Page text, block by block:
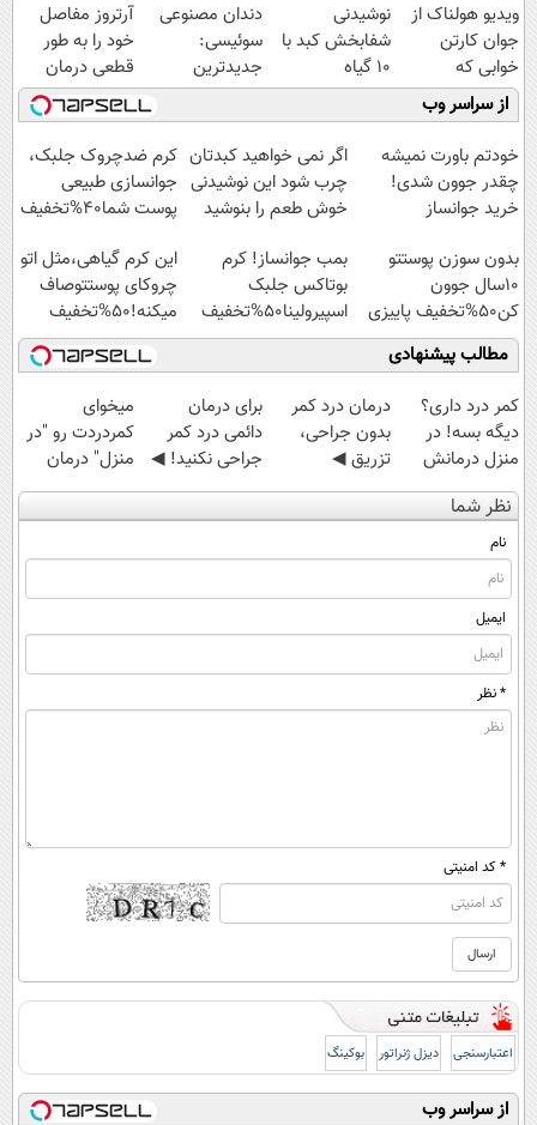
ویدیو هولناک از
جوان کارتن
خوابی که
میلیاردر شد.
آموزش رایگان
نوشیدنی
شفابخش کبد با
10 گیاه
موثر(تخفیف تا
امشب)
دندان مصنوعی
سوئیسی:
جدیدترین
فناوری اروپا،
سبک و مقاوم |
پرداخت قسطی
آرتروز مفاصل
خود را به طور
قطعی درمان
کنید!
◗پرسش‌نامه◖
از سراسر وب
خودتم باورت نمیشه
چقدر جوون شدی!
خرید جوانساز
ویژه
اگر نمی خواهید کبدتان
چرب شود این نوشیدنی
خوش طعم را بنوشید
کرم ضدچروک جلبک،
جوانسازی طبیعی
پوست شما40%تخفیف
بدون سوزن پوستتو
10سال جوون
کن50%تخفیف پاییزی
بمب جوانساز! کرم
بوتاکس جلبک
اسپیرولینا50%تخفیف
این کرم گیاهی،مثل اتو
چروکای پوستتوصاف
میکنه!50%تخفیف
مطالب پیشنهادی
کمر درد داری؟
دیگه بسه! در
منزل درمانش
کن
(◀پرسش‌نامه)
درمان درد کمر
بدون جراحی،
تزریق ◀
پرسش‌نامه رو پر
کن ▶
برای درمان
دائمی درد کمر
جراحی نکنید! ◀
پرسش‌نامه رو پر
کن ▶
میخوای
کمردردت رو "در
منزل" درمان
کنی؟ (◂فیلم +
◂پرسش‌نامه)
نظر شما
نام
ایمیل
* نظر
* کد امنیتی
اعتبارسنجی دیزل ژنراتور بوکینگ
از سراسر وب